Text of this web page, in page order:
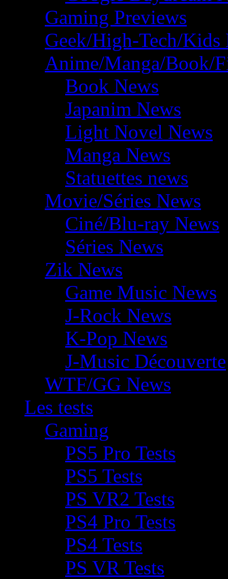
Gaming Previews
Geek/High-Tech/Kids
Anime/Manga/Book/
Book News
Japanim News
Light Novel News
Manga News
Statuettes news
Movie/Séries News
Ciné/Blu-ray News
Séries News
Zik News
Game Music News
J-Rock News
K-Pop News
J-Music Découverte
WTF/GG News
Les tests
Gaming
PS5 Pro Tests
PS5 Tests
PS VR2 Tests
PS4 Pro Tests
PS4 Tests
PS VR Tests